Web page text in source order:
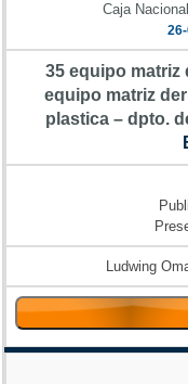
Caja
35 equipo matriz
equipo matriz
plastica – dpto.
Ludwing